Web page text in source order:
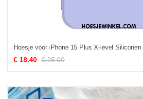
Hoesje voor iPhone 15 Plus X-level Siliconen
€ 18.40 € 25.00